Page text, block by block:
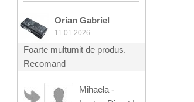
Orian Gabriel
11.01.2026
Foarte multumit de produs.
Recomand
Mihaela -